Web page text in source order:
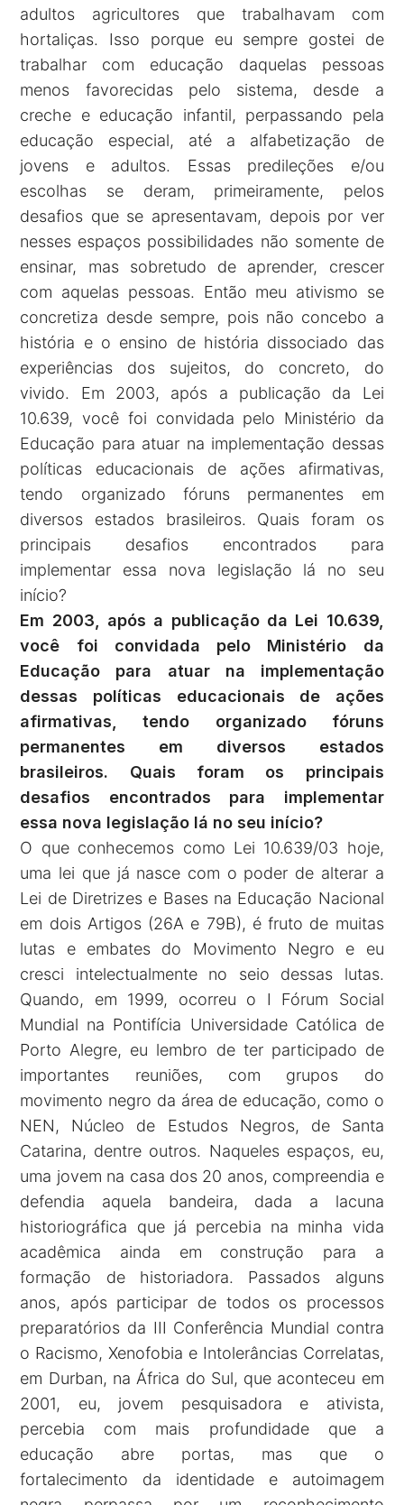
adultos agricultores que trabalhavam com
hortaliças. Isso porque eu sempre gostei de
trabalhar com educação daquelas pessoas
menos favorecidas pelo sistema, desde a
creche e educação infantil, perpassando pela
educação especial, até a alfabetização de
jovens e adultos. Essas predileções e/ou
escolhas se deram, primeiramente, pelos
desafios que se apresentavam, depois por ver
nesses espaços possibilidades não somente de
ensinar, mas sobretudo de aprender, crescer
com aquelas pessoas. Então meu ativismo se
concretiza desde sempre, pois não concebo a
história e o ensino de história dissociado das
experiências dos sujeitos, do concreto, do
vivido. Em 2003, após a publicação da Lei
10.639, você foi convidada pelo Ministério da
Educação para atuar na implementação dessas
políticas educacionais de ações afirmativas,
tendo organizado fóruns permanentes em
diversos estados brasileiros. Quais foram os
principais desafios encontrados para
implementar essa nova legislação lá no seu
início?
Em 2003, após a publicação da Lei 10.639,
você foi convidada pelo Ministério da
Educação para atuar na implementação
dessas políticas educacionais de ações
afirmativas, tendo organizado fóruns
permanentes em diversos estados
brasileiros. Quais foram os principais
desafios encontrados para implementar
essa nova legislação lá no seu início?
O que conhecemos como Lei 10.639/03 hoje,
uma lei que já nasce com o poder de alterar a
Lei de Diretrizes e Bases na Educação Nacional
em dois Artigos (26A e 79B), é fruto de muitas
lutas e embates do Movimento Negro e eu
cresci intelectualmente no seio dessas lutas.
Quando, em 1999, ocorreu o I Fórum Social
Mundial na Pontifícia Universidade Católica de
Porto Alegre, eu lembro de ter participado de
importantes reuniões, com grupos do
movimento negro da área de educação, como o
NEN, Núcleo de Estudos Negros, de Santa
Catarina, dentre outros. Naqueles espaços, eu,
uma jovem na casa dos 20 anos, compreendia e
defendia aquela bandeira, dada a lacuna
historiográfica que já percebia na minha vida
acadêmica ainda em construção para a
formação de historiadora. Passados alguns
anos, após participar de todos os processos
preparatórios da III Conferência Mundial contra
o Racismo, Xenofobia e Intolerâncias Correlatas,
em Durban, na África do Sul, que aconteceu em
2001, eu, jovem pesquisadora e ativista,
percebia com mais profundidade que a
educação abre portas, mas que o
fortalecimento da identidade e autoimagem